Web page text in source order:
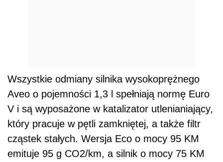
Wszystkie odmiany silnika wysokoprężnego
Aveo o pojemności 1,3 l spełniają normę Euro
V i są wyposażone w katalizator utlenianiający,
który pracuje w pętli zamkniętej, a także filtr
cząstek stałych. Wersja Eco o mocy 95 KM
emituje 95 g CO2/km, a silnik o mocy 75 KM